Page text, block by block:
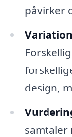
påvirker
design,
samtaler